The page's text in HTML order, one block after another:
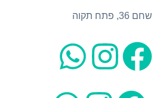
שחם 36, פתח תקוה